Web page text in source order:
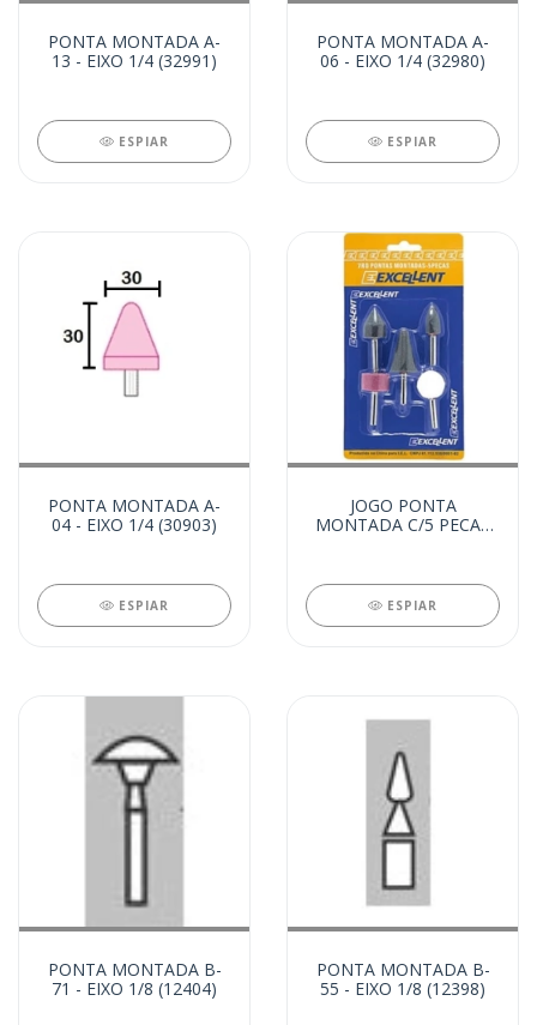
PONTA MONTADA A-
13 - EIXO 1/4 (32991)
ESPIAR
PONTA MONTADA A-
06 - EIXO 1/4 (32980)
ESPIAR
PONTA MONTADA A-
04 - EIXO 1/4 (30903)
ESPIAR
JOGO PONTA
MONTADA C/5 PECAS
ESPIAR
PONTA MONTADA B-
71 - EIXO 1/8 (12404)
PONTA MONTADA B-
55 - EIXO 1/8 (12398)